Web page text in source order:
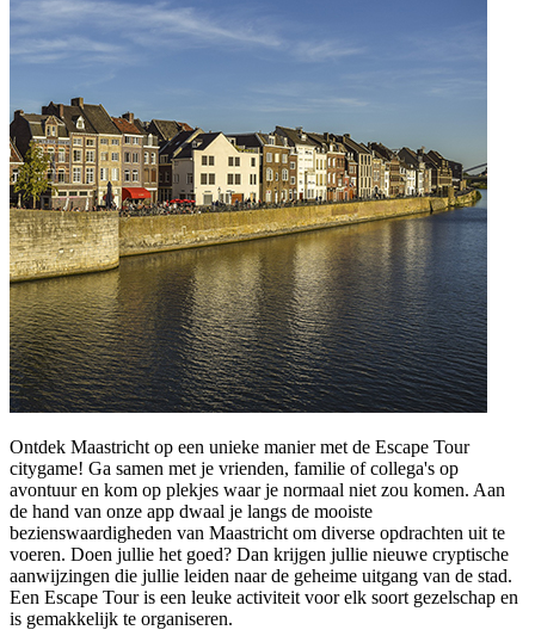
Ontdek Maastricht op een unieke manier met de Escape Tour
citygame! Ga samen met je vrienden, familie of collega's op
avontuur en kom op plekjes waar je normaal niet zou komen. Aan
de hand van onze app dwaal je langs de mooiste
bezienswaardigheden van Maastricht om diverse opdrachten uit te
voeren. Doen jullie het goed? Dan krijgen jullie nieuwe cryptische
aanwijzingen die jullie leiden naar de geheime uitgang van de stad.
Een Escape Tour is een leuke activiteit voor elk soort gezelschap en
is gemakkelijk te organiseren.